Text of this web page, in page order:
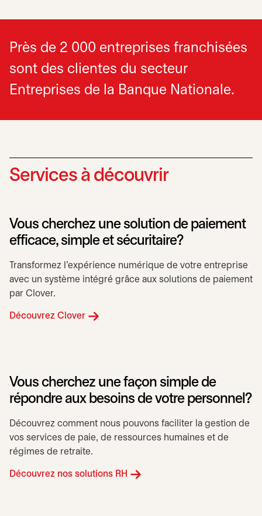
Près de 2 000 entreprises franchisées
sont des clientes du secteur
Entreprises de la Banque Nationale.
Services à découvrir
Vous cherchez une solution de paiement
efficace, simple et sécuritaire?
Transformez l’expérience numérique de votre entreprise
avec un système intégré grâce aux solutions de paiement
par Clover.
Découvrez Clover
Vous cherchez une façon simple de
répondre aux besoins de votre personnel?
Découvrez comment nous pouvons faciliter la gestion de
vos services de paie, de ressources humaines et de
régimes de retraite.
Découvrez nos solutions RH